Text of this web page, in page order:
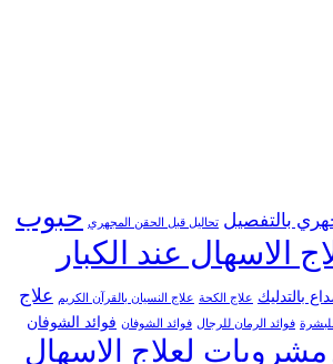
بالتفصيل تحاليل قبل الحقن المجهري حبوب
الاسهال عند الكبار
بالتدليك علاج الكحة علاج النسيان بالقرآن الكريم علاج
فوائد الرمان للرجال فوائد الشوفان فوائد الشوفان
مشروبات لعلاج الاسهال